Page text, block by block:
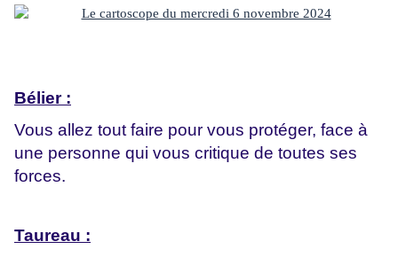
Bélier :
Vous allez tout faire pour vous protéger, face à
une personne qui vous critique de toutes ses
forces.
Taureau :